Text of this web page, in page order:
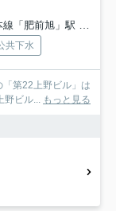
肥前旭」駅 徒歩47分
共下水
第22上野ビル」は
野ビル... もっと見る